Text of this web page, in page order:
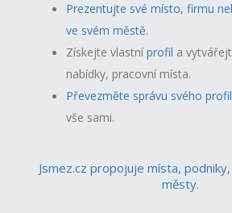
Prezentujte své místo, firmu
ve svém městě.
Získejte vlastníprofil a v
nabídky, pracovní místa.
Převezměte správu svého
vše sami.
Jsmez.cz propojuje místa,
městy.